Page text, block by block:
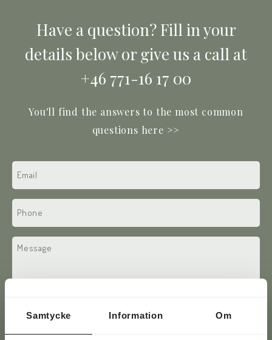
Samtycke Information Om
Have a question? Fill in your
details below or give us a call at
+46 771-16 17 00
You'll find the answers to the most common
questions here >>
Text